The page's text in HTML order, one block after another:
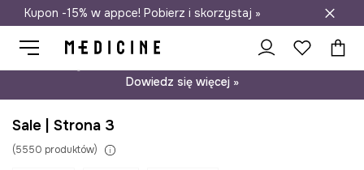
Darmowa dostawa do salonów
Kupon -15% w appce! Pobierz i skorzystaj »
Dowiedz się więcej »
Sale | Strona 3
(5550 produktów)